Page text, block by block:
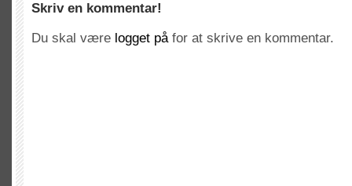
Skriv en kommentar!
Du skal være logget påfor at skrive en kommentar.